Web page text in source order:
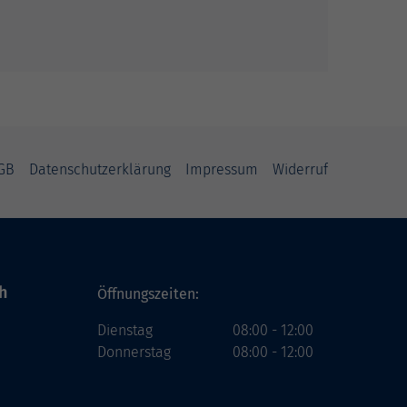
Datenschutzerklärung Impressum Widerruf
Öffnungszeiten:
Dienstag
Donnerstag
08:00 - 12:00
08:00 - 12:00